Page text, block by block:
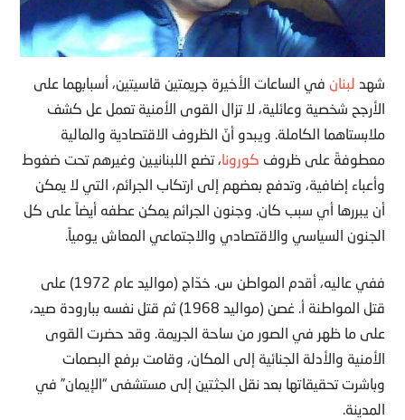
شهد لبنان في الساعات الأخيرة جريمتين قاسيتين، أسبابهما على
الأرجح شخصية وعائلية، لا تزال القوى الأمنية تعمل عل كشف
ملابستاهما الكاملة. ويبدو أنّ الظروف الاقتصادية والمالية
معطوفةً على ظروف كورونا، تضع اللبنانيين وغيرهم تحت ضغوط
وأعباء إضافية، وتدفع بعضهم إلى ارتكاب الجرائم، التي لا يمكن
أن يبررها أي سبب كان. وجنون الجرائم يمكن عطفه أيضاً على كل
الجنون السياسي والاقتصادي والاجتماعي المعاش يومياً.
ففي عاليه، أقدم المواطن س. خدّاج (مواليد عام 1972) على
قتل المواطنة أ. غصن (مواليد 1968) ثم قتل نفسه ببارودة صيد،
على ما ظهر في الصور من ساحة الجريمة. وقد حضرت القوى
الأمنية والأدلة الجنائية إلى المكان، وقامت برفع البصمات
وباشرت تحقيقاتها بعد نقل الجثتين إلى مستشفى “الإيمان” في
المدينة.